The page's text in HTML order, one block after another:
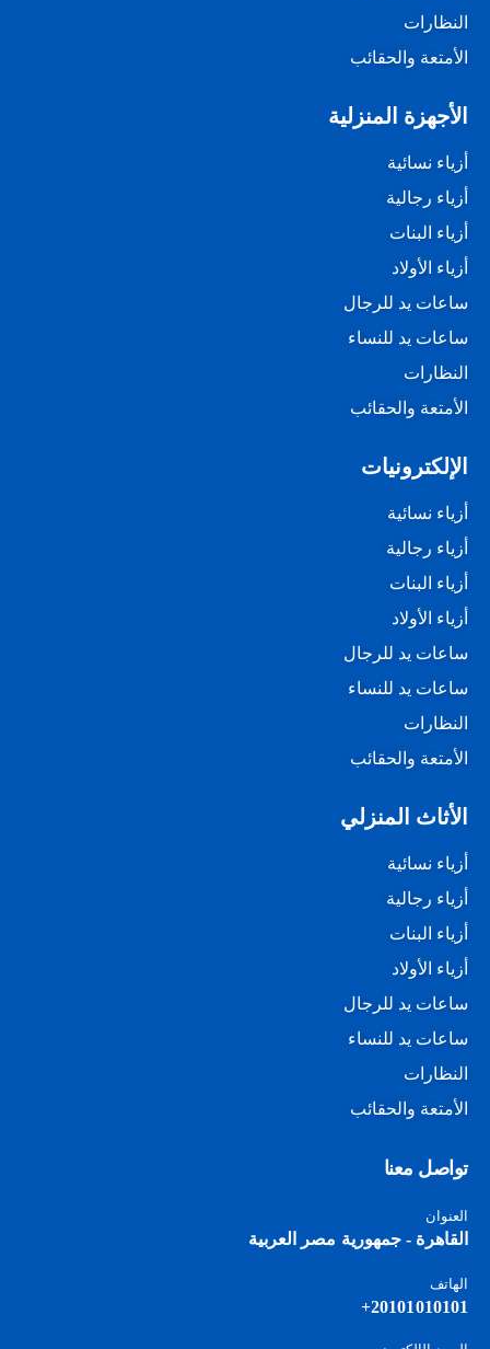
النظارات
الأمتعة والحقائب
الأجهزة المنزلية
أزياء نسائية
أزياء رجالية
أزياء البنات
أزياء الأولاد
ساعات يد للرجال
ساعات يد للنساء
النظارات
الأمتعة والحقائب
الإلكترونيات
أزياء نسائية
أزياء رجالية
أزياء البنات
أزياء الأولاد
ساعات يد للرجال
ساعات يد للنساء
النظارات
الأمتعة والحقائب
الأثاث المنزلي
أزياء نسائية
أزياء رجالية
أزياء البنات
أزياء الأولاد
ساعات يد للرجال
ساعات يد للنساء
النظارات
الأمتعة والحقائب
تواصل معنا
العنوان
القاهرة - جمهورية مصر العربية
الهاتف
20101010101+